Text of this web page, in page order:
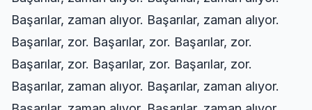
Başarılar, zaman alıyor. Başarılar, zaman alıyor.
Başarılar, zor. Başarılar, zor. Başarılar, zor.
Başarılar, zor. Başarılar, zor. Başarılar, zor.
Başarılar, zaman alıyor. Başarılar, zaman alıyor.